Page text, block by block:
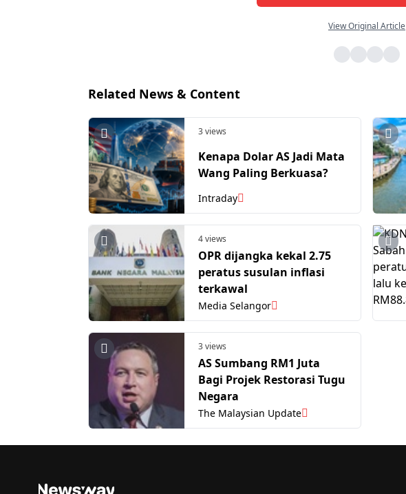
View Original Article
Related News & Content
3 views
Kenapa Dolar AS Jadi Mata
Wang Paling Berkuasa?
Intraday
4 views
OPR dijangka kekal 2.75
peratus susulan inflasi
terkawal
Media Selangor
3 views
AS Sumbang RM1 Juta
Bagi Projek Restorasi Tugu
Negara
The Malaysian Update